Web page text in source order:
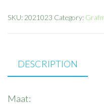
SKU: 2021023 Category:
DESCRIPTION
Maat: